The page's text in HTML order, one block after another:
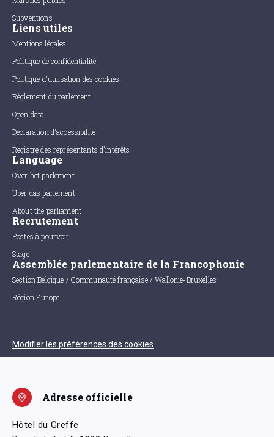
Subventions
Liens utiles
Mentions légales
Politique de confidentialité
Politique d'utilisation des cookies
Règlement du parlement
Open data
Déclaration d'accessibilité
Registre des représentants d'intérêts
Language
Over het parlement
Uber das parlement
About the parliament
Recrutement
Postes à pourvoir
Stage
Assemblée parlementaire de la Francophonie
Section Belgique / Communauté française / Wallonie-Bruxelles
Région Europe
Modifier les préférences des cookies
Adresse officielle
Hôtel du Greffe